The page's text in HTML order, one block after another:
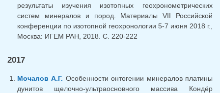
результаты изучения изотопных геохронометрических
систем минералов и пород. Материалы VII Российской
конференции по изотопной геохронологии 5-7 июня 2018 г.,
Москва: ИГЕМ РАН, 2018. С. 220-222
2017
Мочалов А.Г. Особенности онтогении минералов платины
дунитов щелочно-ультраосновного массива Кондёр